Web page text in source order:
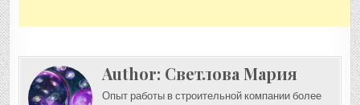
Author: Светлова Мария
Опыт работы в строительной компании более